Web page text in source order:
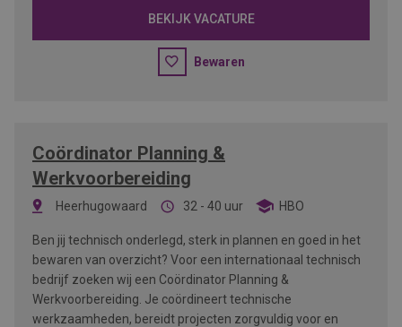
BEKIJK VACATURE
Bewaren
Coördinator Planning &
Werkvoorbereiding
Heerhugowaard 32 - 40 uur HBO
Ben jij technisch onderlegd, sterk in plannen en goed in het
bewaren van overzicht? Voor een internationaal technisch
bedrijf zoeken wij een Coördinator Planning &
Werkvoorbereiding. Je coördineert technische
werkzaamheden, bereidt projecten zorgvuldig voor en